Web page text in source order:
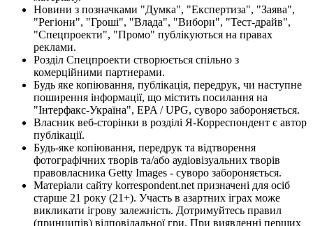
Новини з позначками "Думка", "Експертиза", "Заява",
"Регіони", "Гроші", "Влада", "Вибори", "Тест-драйв",
"Спецпроекти", "Промо" публікуються на правах
реклами.
Розділ Спецпроекти створюється спільно з
комерційними партнерами.
Будь яке копіювання, публікація, передрук, чи наступне
поширення інформації, що містить посилання на
"Інтерфакс-Україна", EPA / UPG, суворо забороняється.
Власник веб-сторінки в розділі Я-Корреспондент є автор
публікації.
Будь-яке копіювання, передрук та відтворення
фотографічних творів та/або аудіовізуальних творів
правовласника Getty Images - суворо забороняється.
Матеріали сайту korrespondent.net призначені для осіб
старше 21 року (21+). Участь в азартних іграх може
викликати ігрову залежність. Дотримуйтесь правил
(принципів) відповідальної гри. При виявленні перших